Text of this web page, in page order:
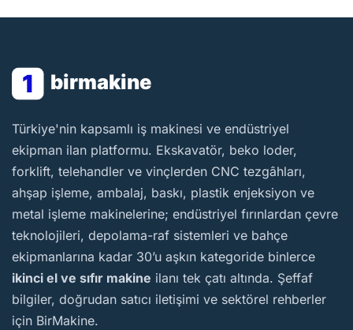
1 birmakine
BirMakine
Türkiye'nin kapsamlı iş makinesi ve endüstriyel
ekipman ilan platformu. Ekskavatör, beko loder,
forklift, telehandler ve vinçlerden CNC tezgâhları,
ahşap işleme, ambalaj, baskı, plastik enjeksiyon ve
metal işleme makinelerine; endüstriyel fırınlardan çevre
teknolojileri, depolama-raf sistemleri ve bahçe
ekipmanlarına kadar 30’u aşkın kategoride binlerce
ikinci el ve sıfır makine ilanı tek çatı altında. Şeffaf
bilgiler, doğrudan satıcı iletişimi ve sektörel rehberler
için BirMakine.